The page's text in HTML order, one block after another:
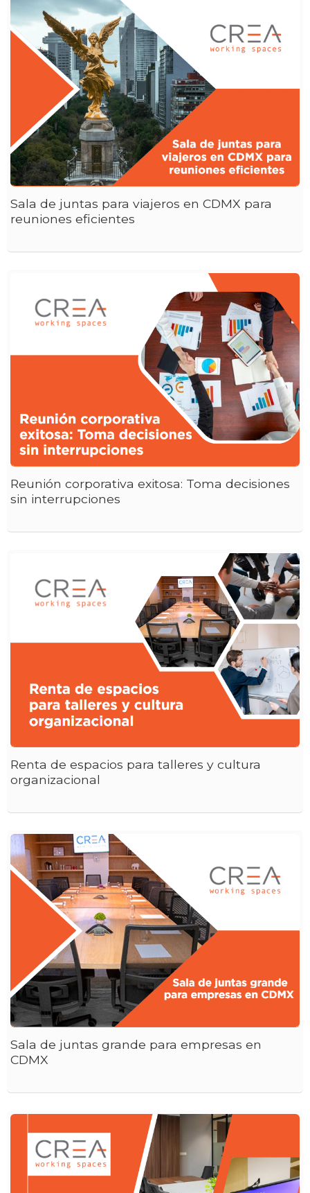
Sala de juntas para viajeros en CDMX para
reuniones eficientes
Reunión corporativa exitosa: Toma decisiones
sin interrupciones
Renta de espacios para talleres y cultura
organizacional
Sala de juntas grande para empresas en
CDMX